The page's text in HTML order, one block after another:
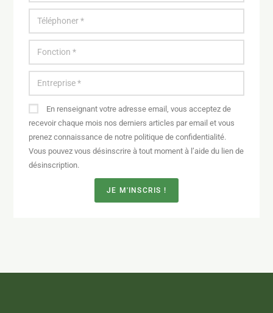
En renseignant votre adresse email, vous acceptez de
recevoir chaque mois nos derniers articles par email et vous
prenez connaissance de notre politique de confidentialité.
Vous pouvez vous désinscrire à tout moment à l’aide du lien de
désinscription.
JE M'INSCRIS !